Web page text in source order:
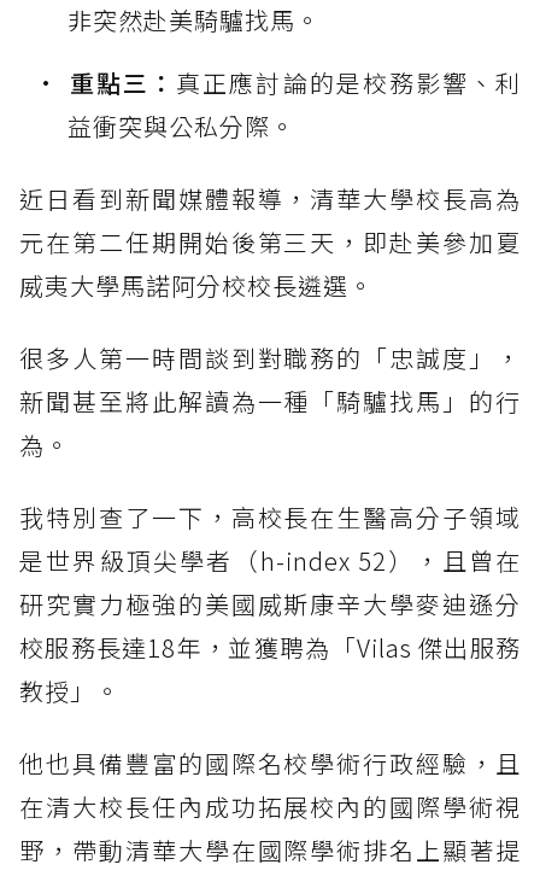
非突然赴美騎驢找馬。
重點三： 真正應討論的是校務影響、利
益衝突與公私分際。
近日看到新聞媒體報導，清華大學校長高為
元在第二任期開始後第三天，即赴美參加夏
威夷大學馬諾阿分校校長遴選。
很多人第一時間談到對職務的「忠誠度」，
新聞甚至將此解讀為一種「騎驢找馬」的行
為。
我特別查了一下，高校長在生醫高分子領域
是世界級頂尖學者（h-index 52），且曾在
研究實力極強的美國威斯康辛大學麥迪遜分
校服務長達18年，並獲聘為「Vilas 傑出服務
教授」。
他也具備豐富的國際名校學術行政經驗，且
在清大校長任內成功拓展校內的國際學術視
野，帶動清華大學在國際學術排名上顯著提